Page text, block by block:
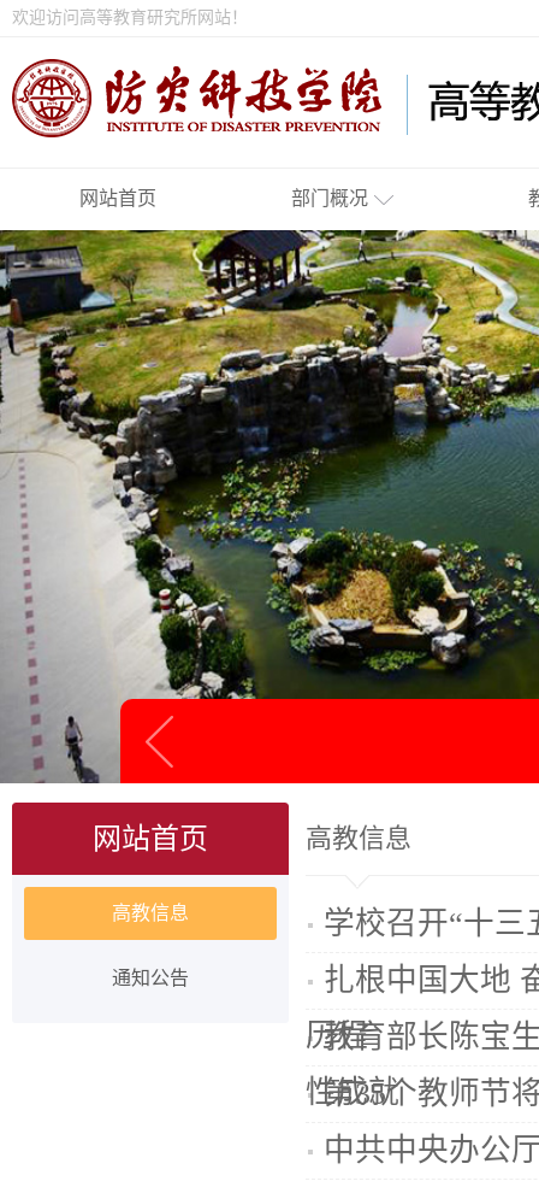
欢迎访问高等教育研究所网站！
网站首页 部门概况
网站首页
高教信息
通知公告
高教信息
学校召开“十三
扎根中国大地
历程
教育部长陈宝
性成就
第35个教师节
中共中央办公